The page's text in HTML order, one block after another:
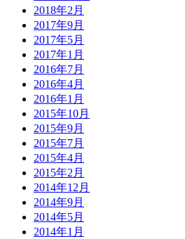
2018年2月
2017年9月
2017年5月
2017年1月
2016年7月
2016年4月
2016年1月
2015年10月
2015年9月
2015年7月
2015年4月
2015年2月
2014年12月
2014年9月
2014年5月
2014年1月